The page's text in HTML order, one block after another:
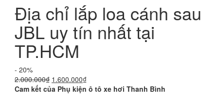
Địa chỉ lắp loa cánh sau
JBL uy tín nhất tại
TP.HCM
- 20%
2.000.000₫ Giá
gốc
1.600.000₫Giá
hiện
Cam kết của Phụ kiện ô tô xe hơi Thanh Bình